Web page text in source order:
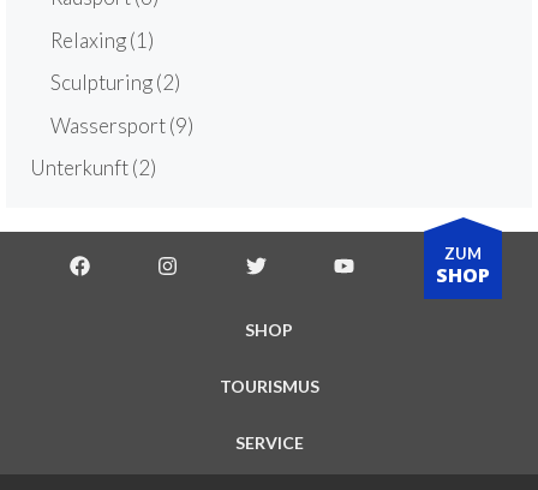
Relaxing(1)
Sculpturing(2)
Wassersport(9)
Unterkunft(2)
SHOP
TOURISMUS
SERVICE
ZUM
SHOP